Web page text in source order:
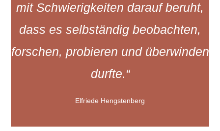
mit Schwierigkeiten darauf beruht,
dass es selbständig beobachten,
forschen, probieren und überwinden
durfte.“
Elfriede Hengstenberg